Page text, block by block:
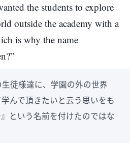
the students to explore
outside the academy with a
is why the name
生徒様達に、学園の外の世界
んで頂きたいと云う思いをも
という名前を付けたのではな